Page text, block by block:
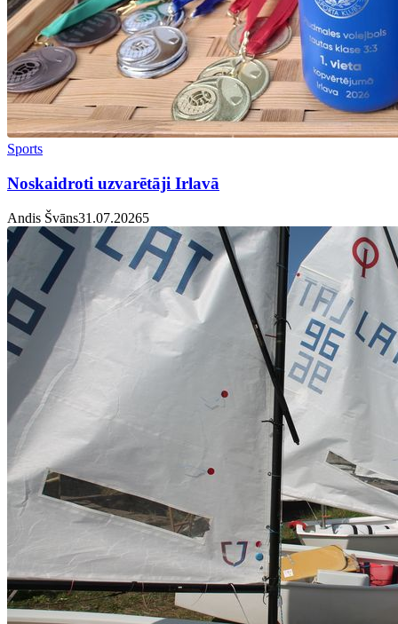
Sports
Noskaidroti uzvarētāji Irlavā
Andis Švāns31.07.20265